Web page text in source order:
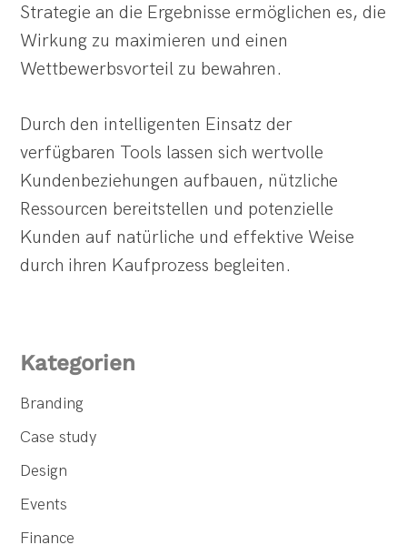
Strategie an die Ergebnisse ermöglichen es, die
Wirkung zu maximieren und einen
Wettbewerbsvorteil zu bewahren.
Durch den intelligenten Einsatz der
verfügbaren Tools lassen sich wertvolle
Kundenbeziehungen aufbauen, nützliche
Ressourcen bereitstellen und potenzielle
Kunden auf natürliche und effektive Weise
durch ihren Kaufprozess begleiten.
Kategorien
Branding
Case study
Design
Events
Finance